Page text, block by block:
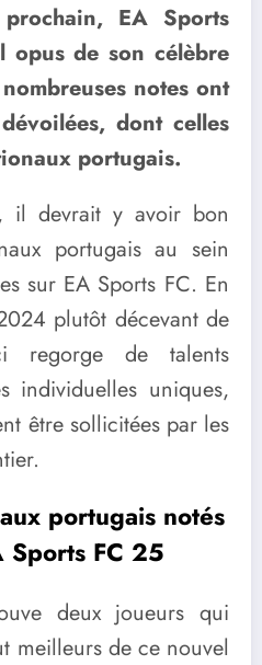
EA Sports
opus de son célèbre
notes ont
dont celles
portugais.
il devrait y avoir bon
portugais au sein
sur EA Sports FC. En
plutôt décevant de
regorge de talents
individuelles uniques,
être sollicitées par les
portugais notés
Sports FC 25
deux joueurs qui
meilleurs de ce nouvel